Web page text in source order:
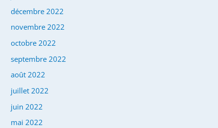
décembre 2022
novembre 2022
octobre 2022
septembre 2022
août 2022
juillet 2022
juin 2022
mai 2022